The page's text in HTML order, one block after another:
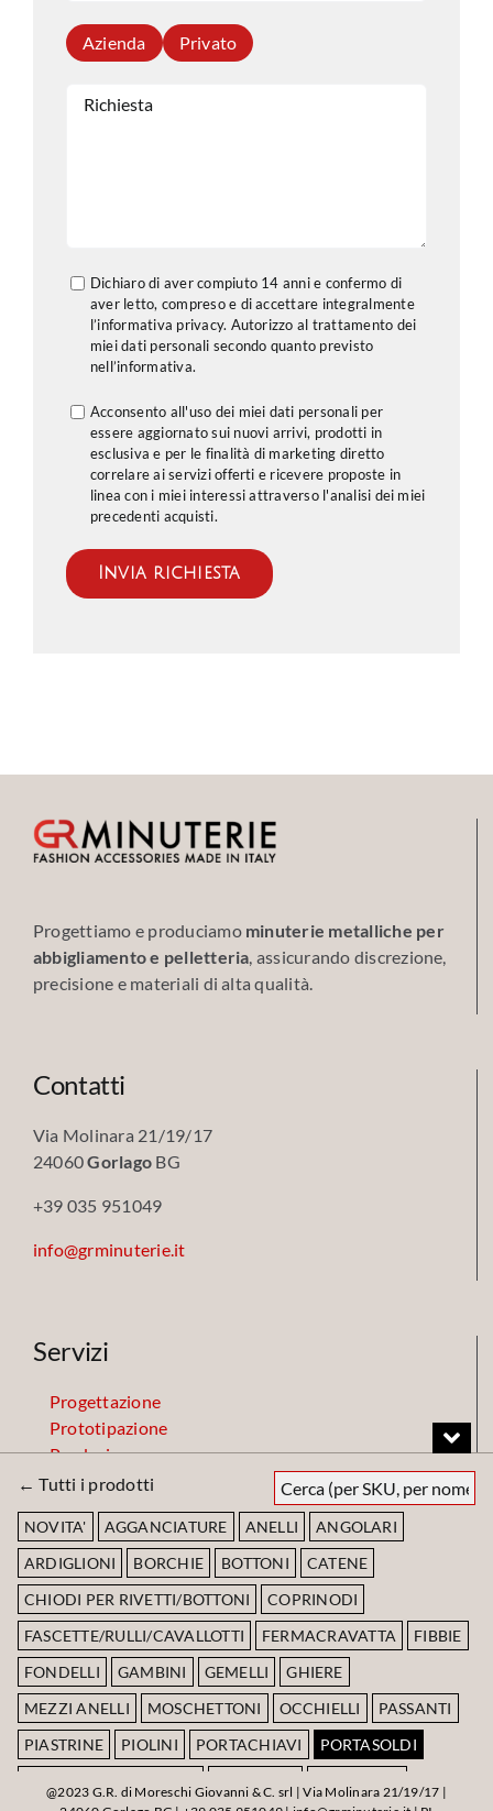
← Tutti i prodotti
NOVITA' AGGANCIATURE ANELLI
ANGOLARI
ARDIGLIONI
BORCHIE BOTTONI
CATENE
CHIODI PER RIVETTI/BOTTONI
COPRINODI
FASCETTE/RULLI/CAVALLOTTI
FERMACRAVATTA
FIBBIE
FONDELLI
GAMBINI GEMELLI
GHIERE
MEZZI ANELLI
MOSCHETTONI OCCHIELLI
PASSANTI
PIASTRINE
PIOLINI PORTACHIAVI
PORTASOLDI
Azienda Privato
Dichiaro di aver compiuto 14 anni e confermo di
aver letto, compreso e di accettare integralmente
l’informativa privacy. Autorizzo al trattamento dei
miei dati personali secondo quanto previsto
nell’informativa.
Acconsento all'uso dei miei dati personali per
essere aggiornato sui nuovi arrivi, prodotti in
esclusiva e per le finalità di marketing diretto
correlare ai servizi offerti e ricevere proposte in
linea con i miei interessi attraverso l'analisi dei miei
precedenti acquisti.
Progettiamo e produciamo minuterie metalliche per
abbigliamento e pelletteria , assicurando discrezione,
precisione e materiali di alta qualità.
Contatti
Via Molinara 21/19/17
24060Gorlago BG
+39 035 951049
info@grminuterie.it
Servizi
Progettazione
Prototipazione
Produzione
Finiture
Codice Etico
Scarica Codice Etico
@2023 G.R. di Moreschi Giovanni & C. srl | Via Molinara 21/19/17 |